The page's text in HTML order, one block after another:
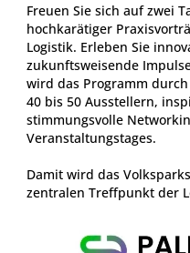
Freuen Sie sich auf zwei
hochkarätiger
Logistik. Erleben Sie
zukunftsweisende
wird das Programm
40 bis 50 Ausstellern,
stimmungsvolle
Veranstaltungstages.
Damit wird das
zentralen Treffpunkt der